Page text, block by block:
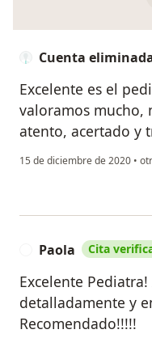
Cuenta
Excelente es el
valoramos mucho,
atento, acertado y
15 de diciembre de 2020 •
Paola Cita
Excelente
detalladamente y
Recomendado!!!!!